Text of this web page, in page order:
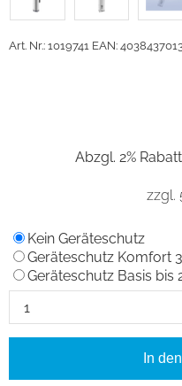
Art. Nr.: 1019741 EAN:
Abzgl. 2%
zzgl.
Kein Geräteschutz
Geräteschutz Komfort
Geräteschutz Basis bis
In